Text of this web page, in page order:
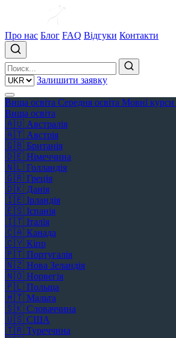
Про нас Блог FAQ Відгуки Контакти
Залишити заявку
Вища освіта Середня освіта Мовні курси
Вища освіта
🇦🇺 Австралія
🇦🇹 Австрія
🇬🇧 Британія
🇩🇪 Німеччина
🇳🇱 Голландія
🇬🇷 Греція
🇩🇰 Данія
🇮🇪 Ірландія
🇪🇸 Іспанія
🇮🇹 Італія
🇨🇦 Канада
🇨🇾 Кіпр
🇵🇹 Португалія
🇳🇿 Нова Зеландія
🇳🇴 Норвегія
🇵🇱 Польща
🇲🇹 Мальта
🇸🇰 Словаччина
🇺🇸 США
🇹🇷 Туреччина